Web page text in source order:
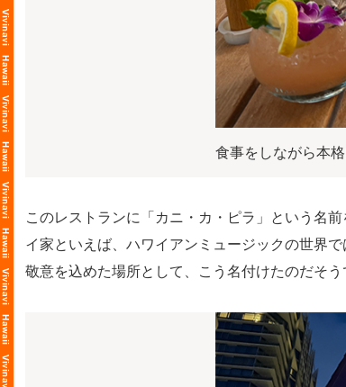
食事をしながら本
このレストランに「カニ・カ・ピラ」という名
イ家といえば、ハワイアンミュージックの世界
敬意を込めた場所として、こう名付けたのだそう